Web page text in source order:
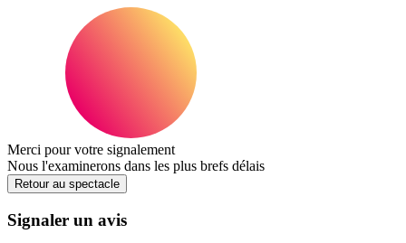
Merci pour votre signalement
Nous l'examinerons dans les plus brefs délais
Retour au spectacle
Signaler un avis